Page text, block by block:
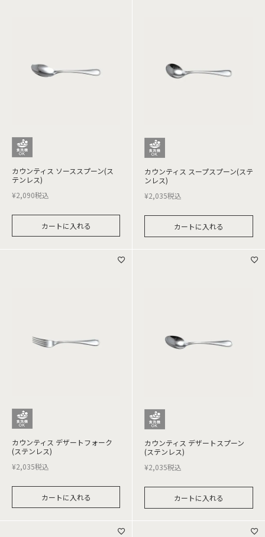
カウンティス ソーススプーン(ス
テンレス)
¥2,090税込
カートに入れる
カウンティス スープスプーン(ステ
ンレス)
¥2,035税込
カートに入れる
カウンティス デザートフォーク
(ステンレス)
¥2,035税込
カートに入れる
カウンティス デザートスプーン
(ステンレス)
¥2,035税込
カートに入れる